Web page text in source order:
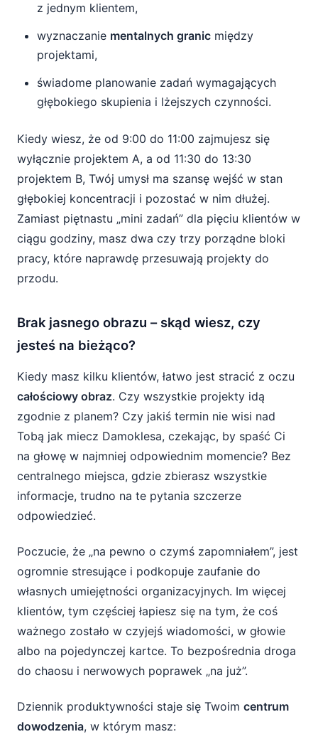
z jednym klientem,
wyznaczanie mentalnych granic między
projektami,
świadome planowanie zadań wymagających
głębokiego skupienia i lżejszych czynności.
Kiedy wiesz, że od 9:00 do 11:00 zajmujesz się
wyłącznie projektem A, a od 11:30 do 13:30
projektem B, Twój umysł ma szansę wejść w stan
głębokiej koncentracji i pozostać w nim dłużej.
Zamiast piętnastu „mini zadań” dla pięciu klientów w
ciągu godziny, masz dwa czy trzy porządne bloki
pracy, które naprawdę przesuwają projekty do
przodu.
Brak jasnego obrazu – skąd wiesz, czy
jesteś na bieżąco?
Kiedy masz kilku klientów, łatwo jest stracić z oczu
całościowy obraz. Czy wszystkie projekty idą
zgodnie z planem? Czy jakiś termin nie wisi nad
Tobą jak miecz Damoklesa, czekając, by spaść Ci
na głowę w najmniej odpowiednim momencie? Bez
centralnego miejsca, gdzie zbierasz wszystkie
informacje, trudno na te pytania szczerze
odpowiedzieć.
Poczucie, że „na pewno o czymś zapomniałem”, jest
ogromnie stresujące i podkopuje zaufanie do
własnych umiejętności organizacyjnych. Im więcej
klientów, tym częściej łapiesz się na tym, że coś
ważnego zostało w czyjejś wiadomości, w głowie
albo na pojedynczej kartce. To bezpośrednia droga
do chaosu i nerwowych poprawek „na już”.
Dziennik produktywności staje się Twoim centrum
dowodzenia, w którym masz: